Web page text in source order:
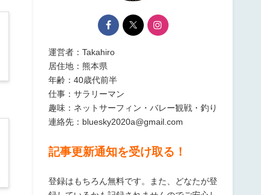
運営者：Takahiro
居住地：熊本県
年齢：40歳代前半
仕事：サラリーマン
趣味：ネットサーフィン・バレー観戦・釣り
連絡先：bluesky2020a@gmail.com
記事更新通知を受け取る！
登録はもちろん無料です。また、どなたが登